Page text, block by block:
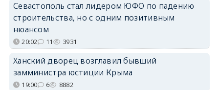
Севастополь стал лидером ЮФО по падению
строительства, но с одним позитивным
нюансом
20:02 11 3931
Ханский дворец возглавил бывший
замминистра юстиции Крыма
19:00 6 8882